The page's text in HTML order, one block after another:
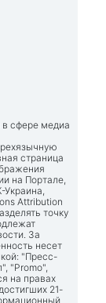
в сфере медиа
страница
на Портале,
Attribution
точку
За
несет
"Пресс-
"Promo",
на правах
21-